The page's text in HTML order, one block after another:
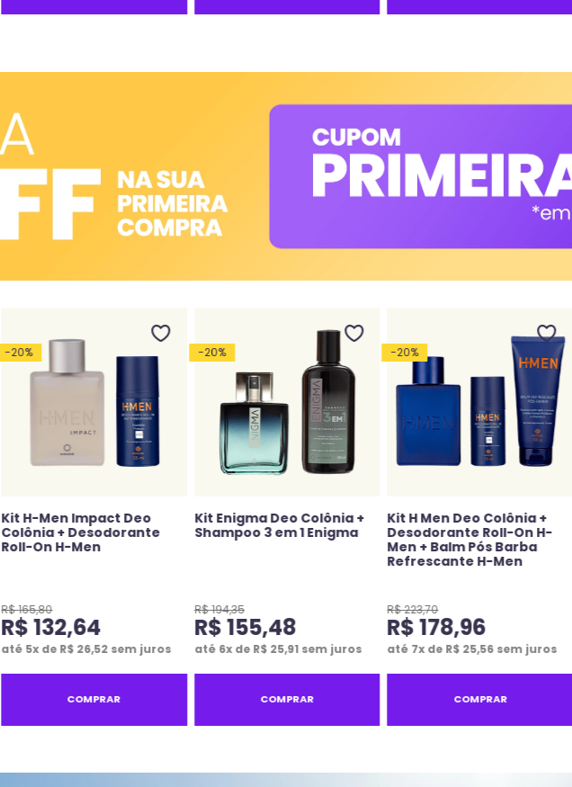
-20%
Kit H-Men Impact Deo
Colônia + Desodorante
Roll-On H-Men
R$165,80
R$132,64
até 5x de R$ 26,52 sem juros
COMPRAR
-20%
Kit Enigma Deo Colônia +
Shampoo 3 em 1 Enigma
R$194,35
R$155,48
até 6x de R$ 25,91sem juros
COMPRAR
-20%
Kit H Men Deo Colônia +
Desodorante Roll-On H-
Men + Balm Pós Barba
Refrescante H-Men
R$223,70
R$178,96
até 7x de R$ 25,56 sem juros
COMPRAR